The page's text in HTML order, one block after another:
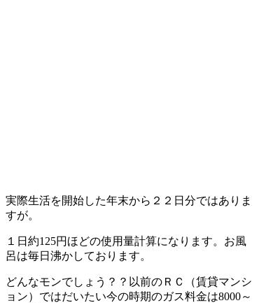
実際生活を開始した年末から２２日分ではありま
すが。
１日約125円ほどの使用量計算になります。お風
呂は毎日沸かしております。
どんなモンでしょう？？以前のＲＣ（賃貸マンシ
ョン）ではだいたい今の時期のガス料金は8000～